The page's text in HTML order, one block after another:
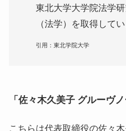
東北大学大学院法学
（法学）を取得してい
引用：東北学院大学
「佐々木久美子グルーヴノ
こちらは代表取締役の佐々